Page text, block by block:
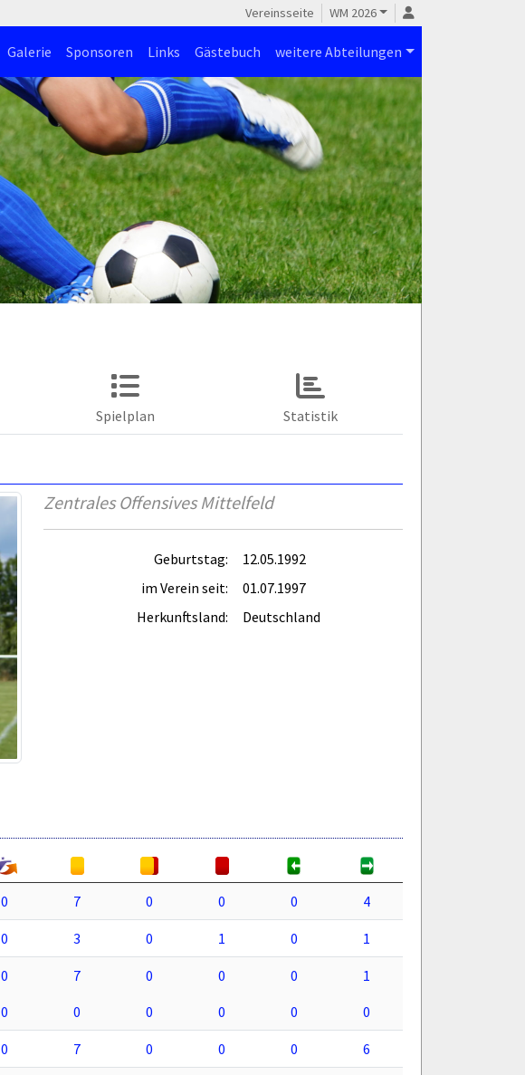
Vereinsseite WM 2026
Galerie Sponsoren Links Gästebuch weitere Abteilungen
Spielplan Statistik
Zentrales Offensives Mittelfeld
Geburtstag:
12.05.1992
im Verein seit:
01.07.1997
Herkunftsland:
Deutschland
0 7 0 0 0 4
0 3 0 1 0 1
0 7 0 0 0
1
0 0 0 0 0 0
0 7 0 0 0 6